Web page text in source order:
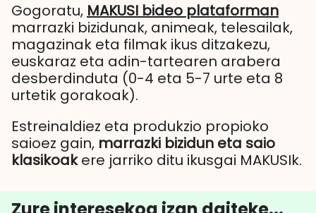
Gogoratu, MAKUSI bideo plataforman
marrazki bizidunak, animeak, telesailak,
magazinak eta filmak ikus ditzakezu,
euskaraz eta adin-tartearen arabera
desberdinduta (0-4 eta 5-7 urte eta 8
urtetik gorakoak).
Estreinaldiez eta produkzio propioko
saioez gain, marrazki bizidun eta saio
klasikoakere jarriko ditu ikusgai MAKUSIk.